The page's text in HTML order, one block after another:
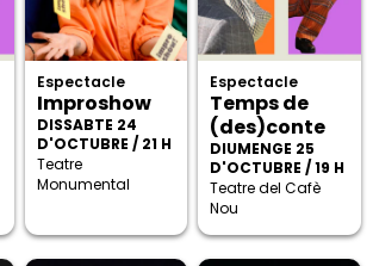
Espectacle
Improshow
DISSABTE 24
D'OCTUBRE / 21 H
Teatre
Monumental
Espectacle
Temps de
(des)conte
DIUMENGE 25
D'OCTUBRE / 19 H
Teatre del Cafè
Nou